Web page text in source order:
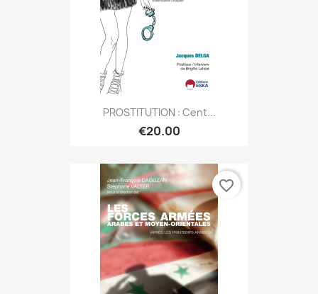
PROSTITUTION : Cent...
€20.00
favorite_border